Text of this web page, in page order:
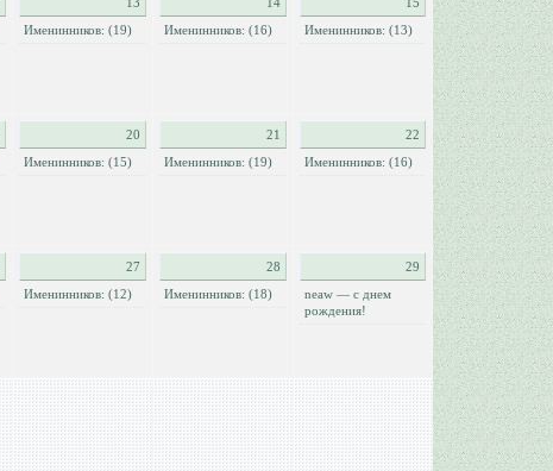
Именинников: (19)
Именинников: (16)
Именинников: (13)
20
Именинников: (15)
21
Именинников: (19)
22
Именинников: (16)
27
Именинников: (12)
28
Именинников: (18)
29
neaw — с днем
рождения!